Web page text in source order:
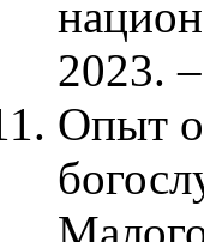
2023.
Опыт